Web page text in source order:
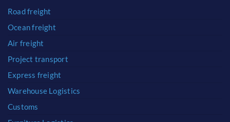
Road freight
Ocean freight
Air freight
Project transport
Express freight
Warehouse Logistics
Customs